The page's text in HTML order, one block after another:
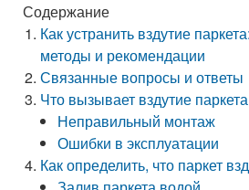
Содержание
Как устранить вздутие
методы и рекомендации
Связанные вопросы и ответы
Что вызывает вздутие паркета
Неправильный монтаж
Ошибки в эксплуатации
Как определить, что паркет